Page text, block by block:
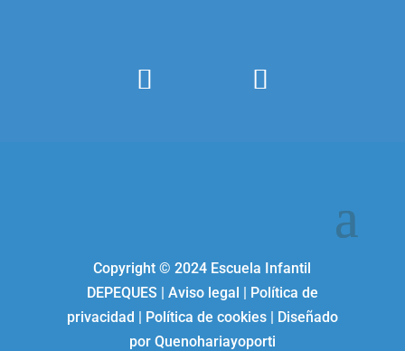
Copyright ©2024 Escuela Infantil
DEPEQUES | Aviso legal | Política de
privacidad | Política de cookies| Diseñado
por Quenohariayoporti